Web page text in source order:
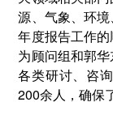
源、气象、环
年度报告工作
为顾问组和郭
各类研讨、咨
200余人，确保